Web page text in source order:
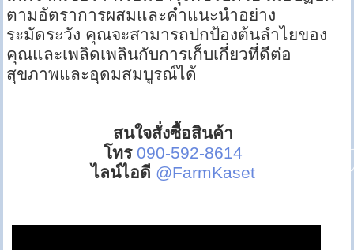
ตามอัตราการผสมและคำแนะนำอย่าง
ระมัดระวัง คุณจะสามารถปกป้องต้นลำไยของ
คุณและเพลิดเพลินกับการเก็บเกี่ยวที่ดีต่อ
สุขภาพและอุดมสมบูรณ์ได้
สนใจสั่งซื้อสินค้า
โทร 090-592-8614
ไลน์ไอดี @FarmKaset